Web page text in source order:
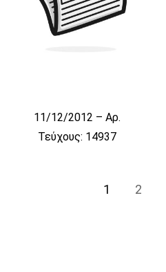
11/12/2012 – Αρ.
Τεύχους: 14937
1 2